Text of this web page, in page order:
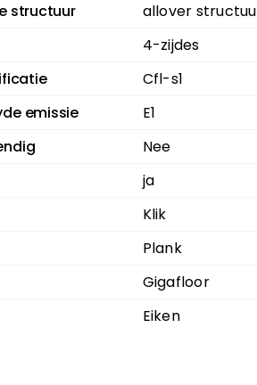
structuur
allover
4-zijdes
Cfl-s1
emissie
E1
Nee
ja
Klik
Plank
Gigafloor
Eiken